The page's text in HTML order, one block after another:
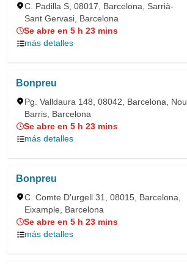
C. Padilla S, 08017, Barcelona, Sarrià-
Sant Gervasi, Barcelona
Se abre en 5 h 23 mins
más detalles
Bonpreu
Pg. Valldaura 148, 08042, Barcelona, Nou
Barris, Barcelona
Se abre en 5 h 23 mins
más detalles
Bonpreu
C. Comte D'urgell 31, 08015, Barcelona,
Eixample, Barcelona
Se abre en 5 h 23 mins
más detalles